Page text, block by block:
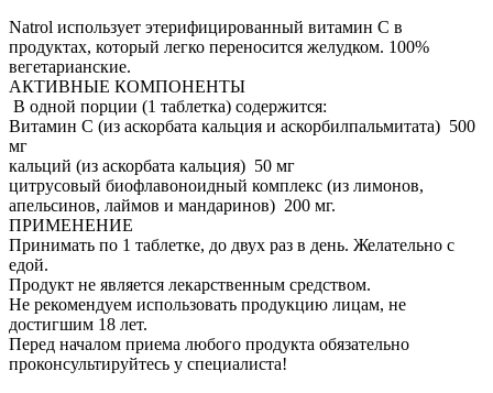
Natrol использует этерифицированный витамин C в
продуктах, который легко переносится желудком. 100%
вегетарианские.
АКТИВНЫЕ КОМПОНЕНТЫ
В одной порции (1 таблетка) содержится:
Витамин С (из аскорбата кальция и аскорбилпальмитата) 500
мг
кальций (из аскорбата кальция) 50 мг
цитрусовый биофлавоноидный комплекс (из лимонов,
апельсинов, лаймов и мандаринов) 200 мг.
ПРИМЕНЕНИЕ
Принимать по 1 таблетке, до двух раз в день. Желательно с
едой.
Продукт не является лекарственным средством.
Не рекомендуем использовать продукцию лицам, не
достигшим 18 лет.
Перед началом приема любого продукта обязательно
проконсультируйтесь у специалиста!